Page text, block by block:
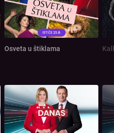
Osveta u štiklama